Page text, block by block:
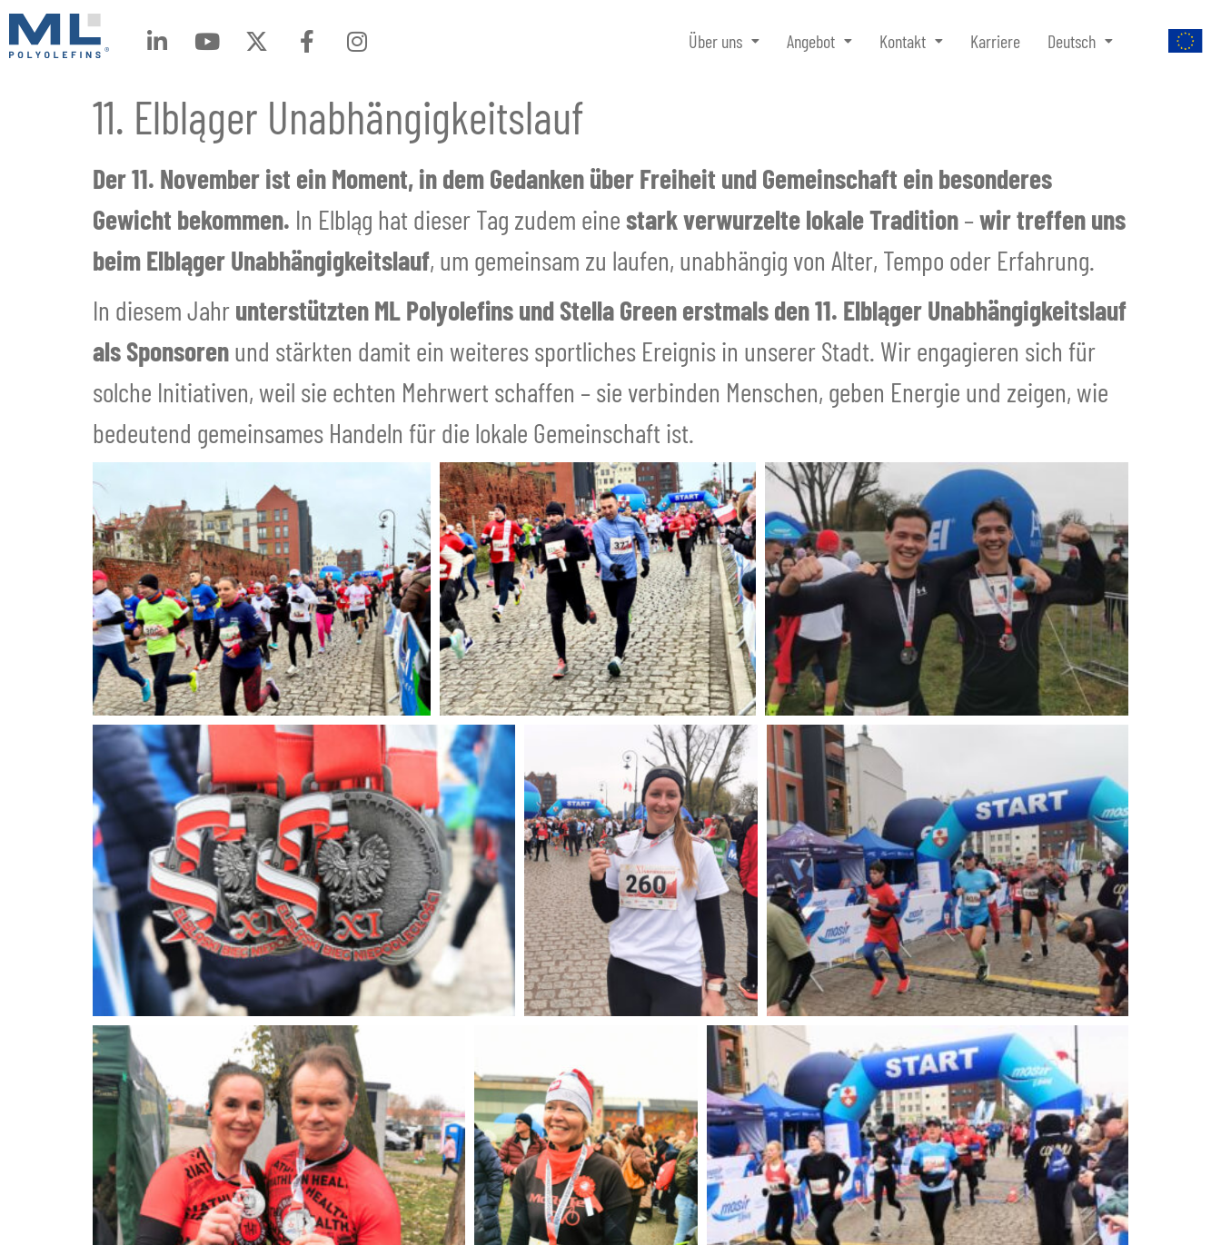
Über uns Angebot Kontakt Karriere Deutsch
11. Elbląger Unabhängigkeitslauf
Der 11. November ist ein Moment, in dem Gedanken über Freiheit und Gemeinschaft ein besonderes
Gewicht bekommen. In Elbląg hat dieser Tag zudem einestark verwurzelte lokale Tradition–wir treffen uns
beim Elbląger Unabhängigkeitslauf, um gemeinsam zu laufen, unabhängig von Alter, Tempo oder Erfahrung.
In diesem Jahrunterstützten ML Polyolefins und Stella Green erstmals den 11. Elbląger Unabhängigkeitslauf
als Sponsorenund stärkten damit ein weiteres sportliches Ereignis in unserer Stadt. Wir engagieren sich für
solche Initiativen, weil sie echten Mehrwert schaffen – sie verbinden Menschen, geben Energie und zeigen, wie
bedeutend gemeinsames Handeln für die lokale Gemeinschaft ist.